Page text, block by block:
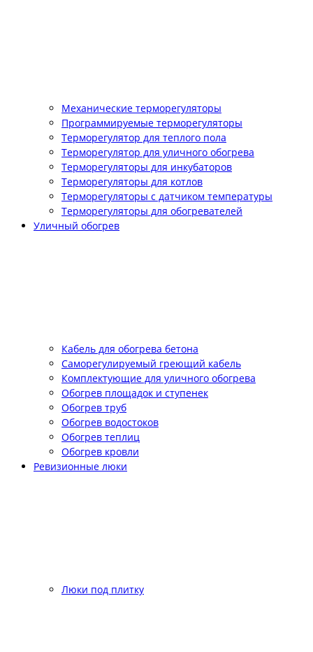
Механические терморегуляторы
Программируемые терморегуляторы
Терморегулятор для теплого пола
Терморегулятор для уличного обогрева
Терморегуляторы для инкубаторов
Терморегуляторы для котлов
Терморегуляторы с датчиком температуры
Терморегуляторы для обогревателей
Уличный обогрев
Кабель для обогрева бетона
Саморегулируемый греющий кабель
Комплектующие для уличного обогрева
Обогрев площадок и ступенек
Обогрев труб
Обогрев водостоков
Обогрев теплиц
Обогрев кровли
Ревизионные люки
Люки под плитку